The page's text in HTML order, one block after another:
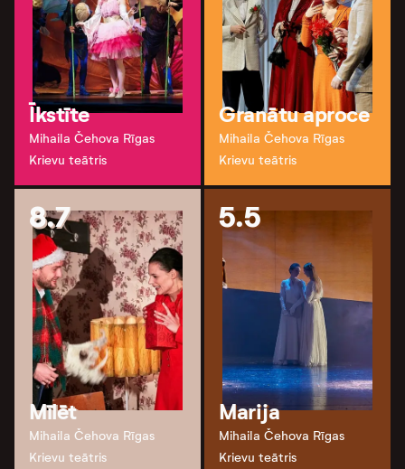
Īkstīte
Mihaila Čehova Rīgas
Krievu teātris
Granātu aproce
Mihaila Čehova Rīgas
Krievu teātris
8.7
Mīlēt
Mihaila Čehova Rīgas
Krievu teātris
5.5
Marija
Mihaila Čehova Rīgas
Krievu teātris